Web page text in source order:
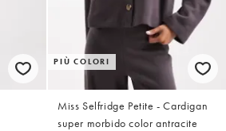
PIÙ COLORI
Miss Selfridge Petite - Cardigan
super morbido color antracite